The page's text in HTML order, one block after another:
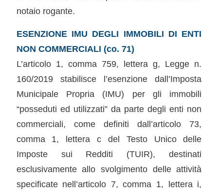
notaio rogante.
ESENZIONE IMU DEGLI IMMOBILI DI ENTI
NON COMMERCIALI (co. 71)
L’articolo 1, comma 759, lettera g, Legge n.
160/2019 stabilisce l’esenzione dall’Imposta
Municipale Propria (IMU) per gli immobili
“posseduti ed utilizzati” da parte degli enti non
commerciali, come definiti dall’articolo 73,
comma 1, lettera c del Testo Unico delle
Imposte sui Redditi (TUIR), destinati
esclusivamente allo svolgimento delle attività
specificate nell’articolo 7, comma 1, lettera i,